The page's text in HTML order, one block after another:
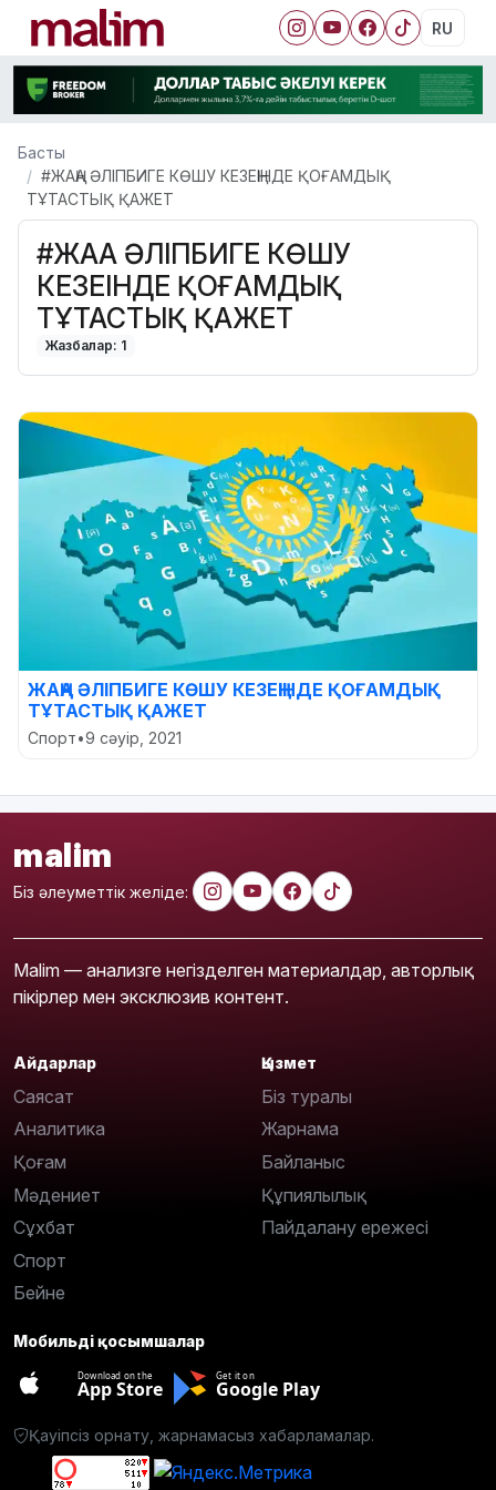
RU
Басты
#ЖАҢА ӘЛІПБИГЕ КӨШУ КЕЗЕҢІНДЕ ҚОҒАМДЫҚ
ТҰТАСТЫҚ ҚАЖЕТ
#ЖАҢА ӘЛІПБИГЕ КӨШУ
КЕЗЕҢІНДЕ ҚОҒАМДЫҚ
ТҰТАСТЫҚ ҚАЖЕТ
Жазбалар: 1
ЖАҢА ӘЛІПБИГЕ КӨШУ КЕЗЕҢІНДЕ ҚОҒАМДЫҚ
ТҰТАСТЫҚ ҚАЖЕТ
Спорт•9 сәуір, 2021
malim
Біз әлеуметтік желіде:
Malim — анализге негізделген материалдар, авторлық
пікірлер мен эксклюзив контент.
Айдарлар
Саясат
Аналитика
Қоғам
Мәдениет
Сұхбат
Спорт
Бейне
Қызмет
Біз туралы
Жарнама
Байланыс
Құпиялылық
Пайдалану ережесі
Мобильді қосымшалар
Download on the
App Store
Get it on
Google Play
Қауіпсіз орнату, жарнамасыз хабарламалар.